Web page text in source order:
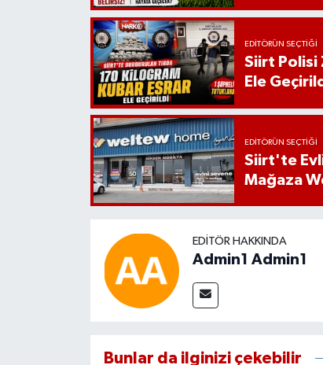
EDITÖRÜN SEÇTIĞI
Siirt Polisi
Ele
EDITÖRÜN SEÇTIĞI
Siirt'te
Mağaza
EDITÖR HAKKINDA
Admin1 Admin1
Bunlar da ilginizi çekebilir